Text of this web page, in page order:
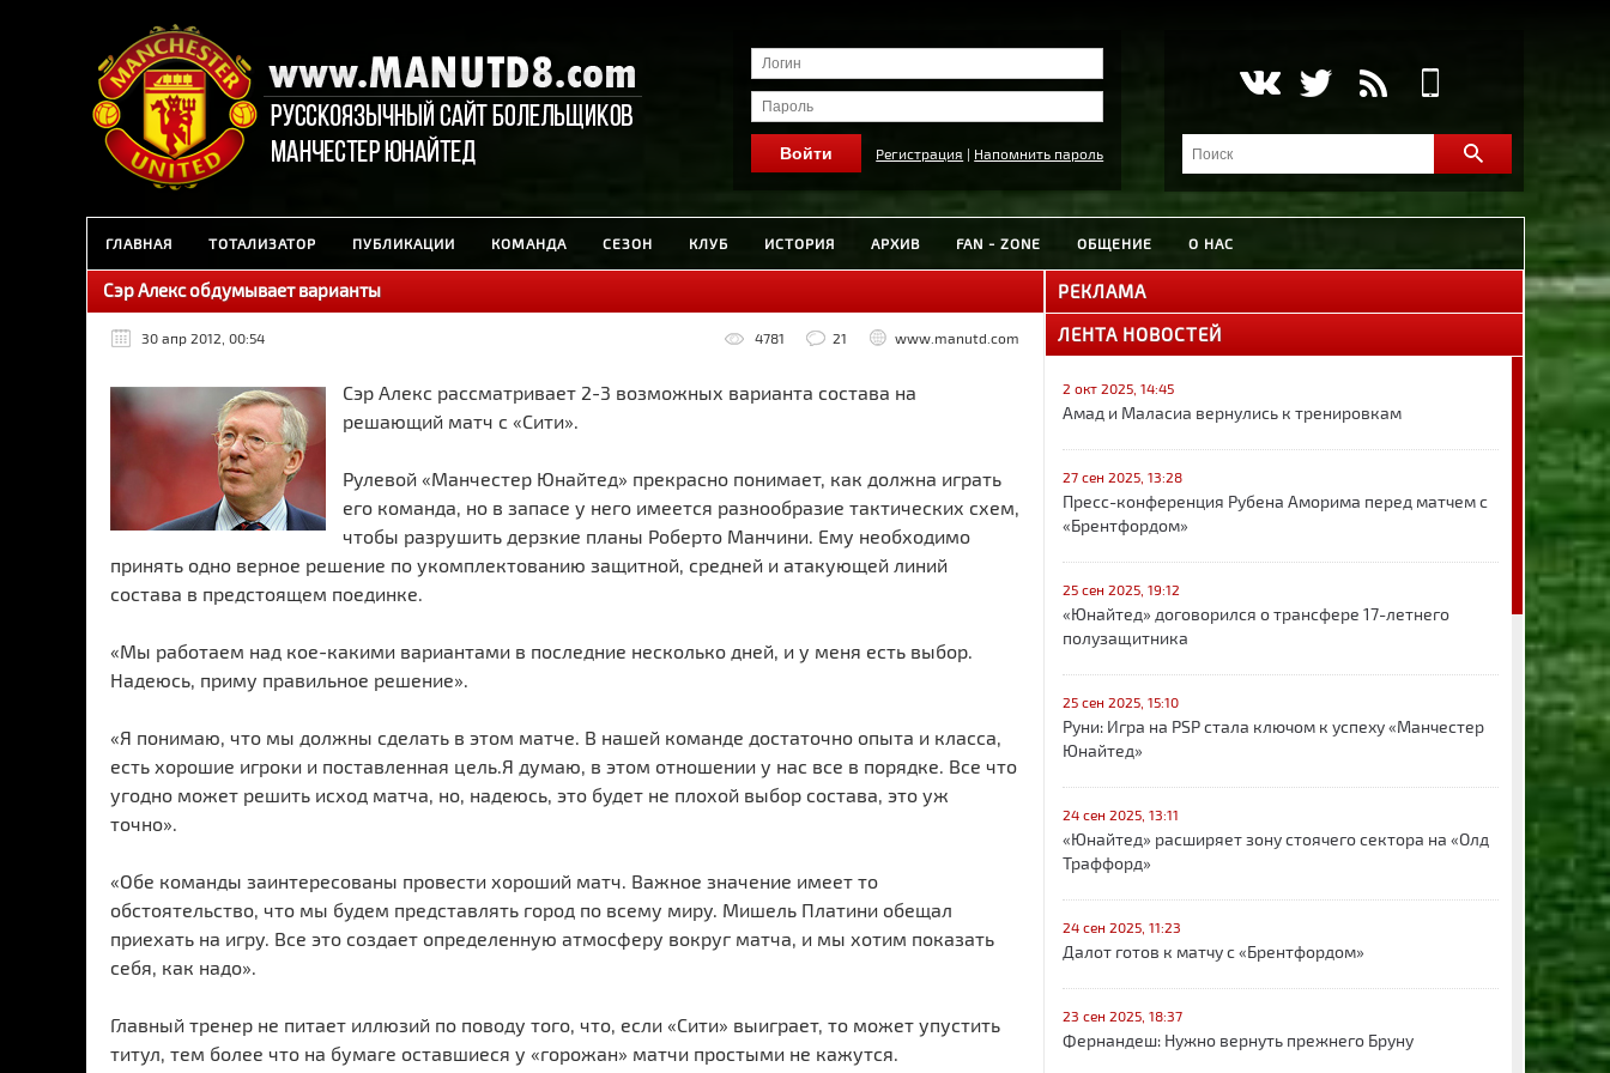
Регистрация | Напомнить пароль
ГЛАВНАЯ ТОТАЛИЗАТОР ПУБЛИКАЦИИ КОМАНДА СЕЗОН КЛУБ ИСТОРИЯ АРХИВ FAN - ZONE ОБЩЕНИЕ О НАС
Сэр Алекс обдумывает варианты
30 апр 2012, 00:54 4781 21 www.manutd.com
Сэр Алекс рассматривает 2-3 возможных варианта состава на
решающий матч с «Сити».
Рулевой «Манчестер Юнайтед» прекрасно понимает, как должна играть
его команда, но в запасе у него имеется разнообразие тактических схем,
чтобы разрушить дерзкие планы Роберто Манчини. Ему необходимо
принять одно верное решение по укомплектованию защитной, средней и атакующей линий
состава в предстоящем поединке.
«Мы работаем над кое-какими вариантами в последние несколько дней, и у меня есть выбор.
Надеюсь, приму правильное решение».
«Я понимаю, что мы должны сделать в этом матче. В нашей команде достаточно опыта и класса,
есть хорошие игроки и поставленная цель.Я думаю, в этом отношении у нас все в порядке. Все что
угодно может решить исход матча, но, надеюсь, это будет не плохой выбор состава, это уж
точно».
«Обе команды заинтересованы провести хороший матч. Важное значение имеет то
обстоятельство, что мы будем представлять город по всему миру. Мишель Платини обещал
приехать на игру. Все это создает определенную атмосферу вокруг матча, и мы хотим показать
себя, как надо».
Главный тренер не питает иллюзий по поводу того, что, если «Сити» выиграет, то может упустить
титул, тем более что на бумаге оставшиеся у «горожан» матчи простыми не кажутся.
РЕКЛАМА
ЛЕНТА НОВОСТЕЙ
2 окт 2025, 14:45
Амад и Маласиа вернулись к тренировкам
27 сен 2025, 13:28
Пресс-конференция Рубена Аморима перед матчем с
«Брентфордом»
25 сен 2025, 19:12
«Юнайтед» договорился о трансфере 17-летнего
полузащитника
25 сен 2025, 15:10
Руни: Игра на PSP стала ключом к успеху «Манчестер
Юнайтед»
24 сен 2025, 13:11
«Юнайтед» расширяет зону стоячего сектора на «Олд
Траффорд»
24 сен 2025, 11:23
Далот готов к матчу с «Брентфордом»
23 сен 2025, 18:37
Фернандеш: Нужно вернуть прежнего Бруну